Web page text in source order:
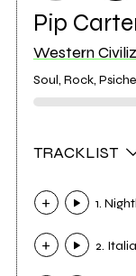
Pip
Western
Soul, Rock,
TRACKLIST
1.
2.